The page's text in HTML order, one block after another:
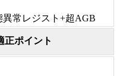
常レジスト+超AGB
正ポイント